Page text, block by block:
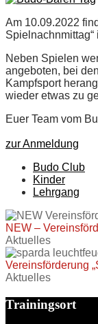
Am 10.09.2022
Spielnachnmittag“
Neben Spielen
angeboten, bei
Kampfsport
wieder etwas zu
Euer Team vom
zur Anmeldung
Budo Club
Kinder
Lehrgang
NEW –
Aktuelles
Vereinsförderung
Aktuelles
Trainingsort